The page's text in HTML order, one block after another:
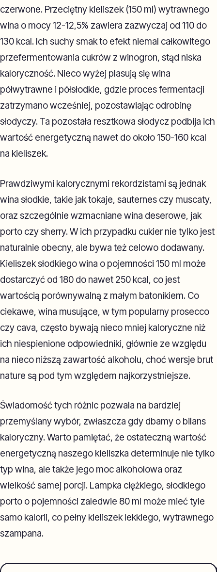
czerwone. Przeciętny kieliszek (150 ml) wytrawnego
wina o mocy 12-12,5% zawiera zazwyczaj od 110 do
130 kcal. Ich suchy smak to efekt niemal całkowitego
przefermentowania cukrów z winogron, stąd niska
kaloryczność. Nieco wyżej plasują się wina
półwytrawne i półsłodkie, gdzie proces fermentacji
zatrzymano wcześniej, pozostawiając odrobinę
słodyczy. Ta pozostała resztkowa słodycz podbija ich
wartość energetyczną nawet do około 150-160 kcal
na kieliszek.
Prawdziwymi kalorycznymi rekordzistami są jednak
wina słodkie, takie jak tokaje, sauternes czy muscaty,
oraz szczególnie wzmacniane wina deserowe, jak
porto czy sherry. W ich przypadku cukier nie tylko jest
naturalnie obecny, ale bywa też celowo dodawany.
Kieliszek słodkiego wina o pojemności 150 ml może
dostarczyć od 180 do nawet 250 kcal, co jest
wartością porównywalną z małym batonikiem. Co
ciekawe, wina musujące, w tym popularny prosecco
czy cava, często bywają nieco mniej kaloryczne niż
ich niespienione odpowiedniki, głównie ze względu
na nieco niższą zawartość alkoholu, choć wersje brut
nature są pod tym względem najkorzystniejsze.
Świadomość tych różnic pozwala na bardziej
przemyślany wybór, zwłaszcza gdy dbamy o bilans
kaloryczny. Warto pamiętać, że ostateczną wartość
energetyczną naszego kieliszka determinuje nie tylko
typ wina, ale także jego moc alkoholowa oraz
wielkość samej porcji. Lampka ciężkiego, słodkiego
porto o pojemności zaledwie 80 ml może mieć tyle
samo kalorii, co pełny kieliszek lekkiego, wytrawnego
szampana.